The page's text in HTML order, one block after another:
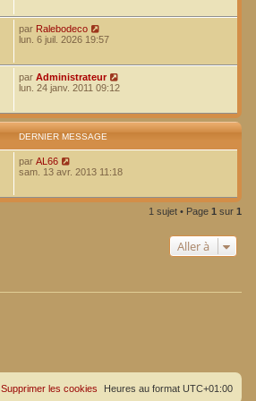
par Ralebodeco
lun. 6 juil. 2026 19:57
par Administrateur
lun. 24 janv. 2011 09:12
DERNIER MESSAGE
par AL66
sam. 13 avr. 2013 11:18
1 sujet • Page 1 sur 1
Aller à
Heures au format UTC+01:00
Supprimer les cookies